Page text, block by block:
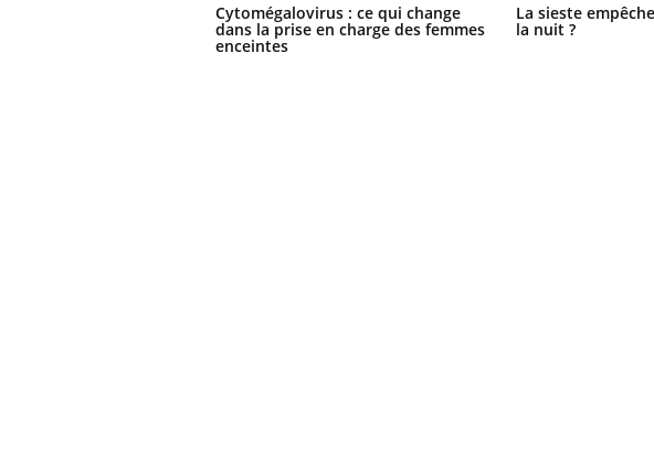
Cytomégalovirus : ce qui change
dans la prise en charge des femmes
enceintes
La sieste
la nuit ?